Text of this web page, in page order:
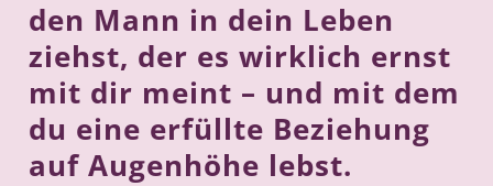
den Mann in dein Leben
ziehst, der es wirklich ernst
mit dir meint – und mit dem
du eine erfüllte Beziehung
auf Augenhöhe lebst.